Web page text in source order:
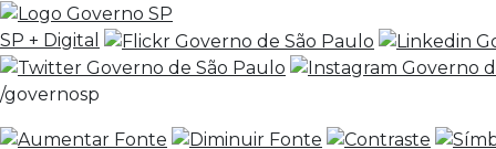
SP + Digital
/governosp